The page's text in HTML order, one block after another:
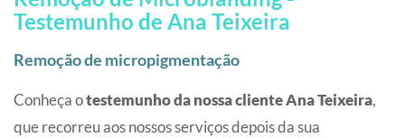
Testemunho de Ana Teixeira
Remoção de micropigmentação
Conheça otestemunho da nossa cliente Ana Teixeira,
que recorreu aos nossos serviços depois da sua